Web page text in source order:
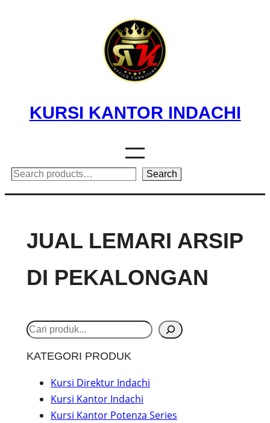
KURSI KANTOR INDACHI
Search Search
JUAL LEMARI ARSIP
DI PEKALONGAN
S
KATEGORI PRODUK
Kursi Direktur Indachi
Kursi Kantor Indachi
Kursi Kantor Potenza Series